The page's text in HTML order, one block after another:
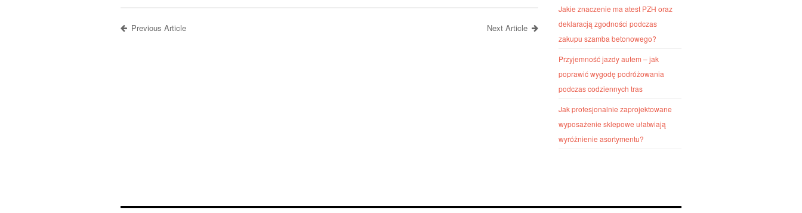
Previous Article Next Article
Jakie znaczenie ma atest PZH oraz
deklaracją zgodności podczas
zakupu szamba betonowego?
Przyjemność jazdy autem – jak
poprawić wygodę podróżowania
podczas codziennych tras
Jak profesjonalnie zaprojektowane
wyposażenie sklepowe ułatwiają
wyróżnienie asortymentu?